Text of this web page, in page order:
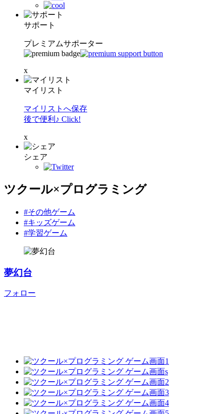
サポート
プレミアムサポーター
x
マイリスト
マイリストへ保存
後で便利♪ Click!
x
シェア
ツクール×プログラミング
#その他ゲーム
#キッズゲーム
#学習ゲーム
夢幻台
フォロー